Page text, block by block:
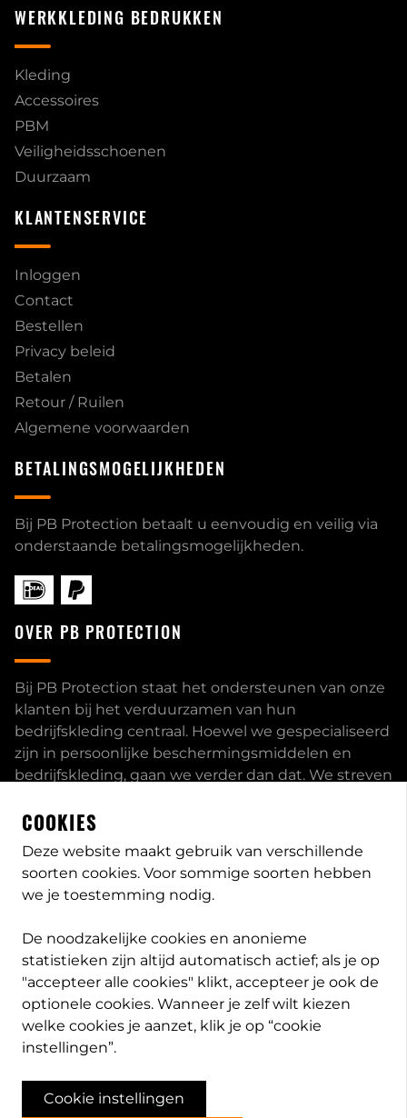
WERKKLEDING BEDRUKKEN
Kleding
Accessoires
PBM
Veiligheidsschoenen
Duurzaam
KLANTENSERVICE
Inloggen
Contact
Bestellen
Privacy beleid
Betalen
Retour / Ruilen
Algemene voorwaarden
BETALINGSMOGELIJKHEDEN
Bij PB Protection betaalt u eenvoudig en veilig via
onderstaande betalingsmogelijkheden.
OVER PB PROTECTION
Bij PB Protection staat het ondersteunen van onze
klanten bij het verduurzamen van hun
bedrijfskleding centraal. Hoewel we gespecialiseerd
zijn in persoonlijke beschermingsmiddelen en
bedrijfskleding, gaan we verder dan dat. We streven
bieden een uitgebreid servicepakket aan, inclusief
Dit zijn enkele van onze mogelijkheden. Heeft u
speciale wensen, neemcontact
PB-Protection
info@pb-protection.nl
040 2063026
COOKIES
Deze website maakt gebruik van verschillende
soorten cookies. Voor sommige soorten hebben
we je toestemming nodig.
De noodzakelijke cookies en anonieme
statistieken zijn altijd automatisch actief; als je op
"accepteer alle cookies" klikt, accepteer je ook de
optionele cookies. Wanneer je zelf wilt kiezen
welke cookies je aanzet, klik je op “cookie
instellingen”.
Cookie instellingen